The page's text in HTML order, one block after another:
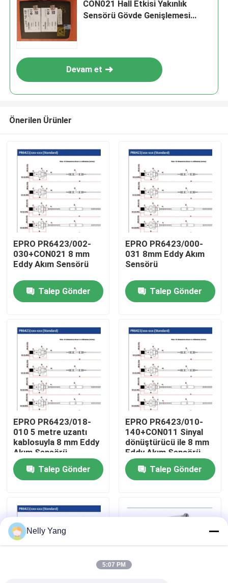
Evde
Hakkımızda
Fabrika turu
Kalite Kontrolü
Bizimle İletişim
Haberler
Bir İndirim İste
PLC Yedek Parça
CON021 Hall Etkisi Yakınlık
Sensörü Gövde Genişlemesi
Devam et
Önerilen Ürünler
EPRO PR6423/002-
030+CON021 8 mm
Eddy Akım Sensörü
Talep Gönder
EPRO PR6423/000-
031 8mm Eddy Akım
Sensörü
Talep Gönder
EPRO PR6423/018-
010 5 metre uzantı
kablosuyla 8 mm Eddy
Akım Sensörü
Talep Gönder
EPRO PR6423/010-
140+CON011 Sinyal
dönüştürücü ile 8 mm
Eddy Akım Sensörü
Talep Gönder
Nelly Yang
5:07 PM